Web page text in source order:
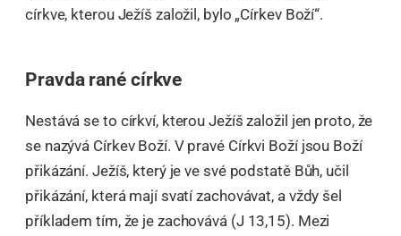
církve, kterou Ježíš založil, bylo „Církev Boží“.
Pravda rané církve
Nestává se to církví, kterou Ježíš založil jen proto, že
se nazývá Církev Boží. V pravé Církvi Boží jsou Boží
přikázání. Ježíš, který je ve své podstatě Bůh, učil
přikázání, která mají svatí zachovávat, a vždy šel
příkladem tím, že je zachovává (J 13,15). Mezi